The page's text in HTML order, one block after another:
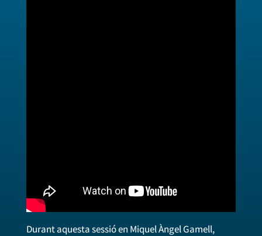
Durant aquesta sessió en Miquel Àngel Gamell,